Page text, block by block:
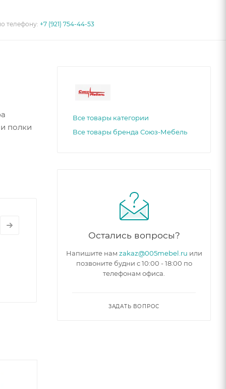
телефону:+7 (921) 754-44-53
полки
Все товары категории
Все товары бренда Союз-Мебель
Остались вопросы?
Напишите нам zakaz@005mebel.ru или
позвоните будни с 10:00 - 18:00 по
телефонам офиса.
ЗАДАТЬ ВОПРОС